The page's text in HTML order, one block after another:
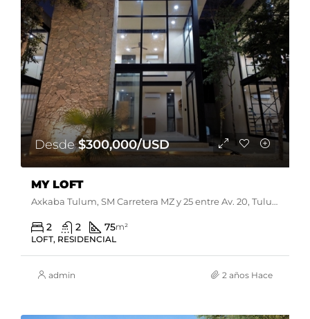
Desde$300,000/USD
MY LOFT
Axkaba Tulum, SM Carretera MZ y 25 entre Av. 20, Tulum, Q.R., México
2 2 75m²
LOFT, RESIDENCIAL
admin 2 años Hace